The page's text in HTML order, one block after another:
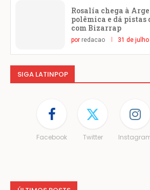
Rosalía chega à
polêmica e dá pistas
com Bizarrap
por redacao 31 de
SIGA LATINPOP
Facebook Twitter